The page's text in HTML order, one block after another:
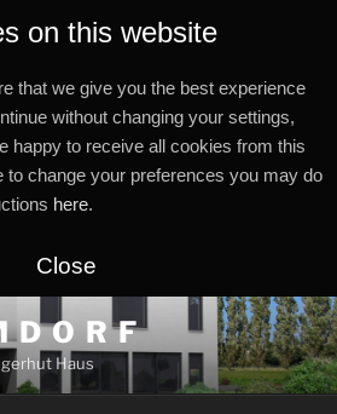
on this website
that we give you the best experience
without changing your settings,
happy to receive all cookies from this
to change your preferences you may do
here.
Close
D O R F
Haus